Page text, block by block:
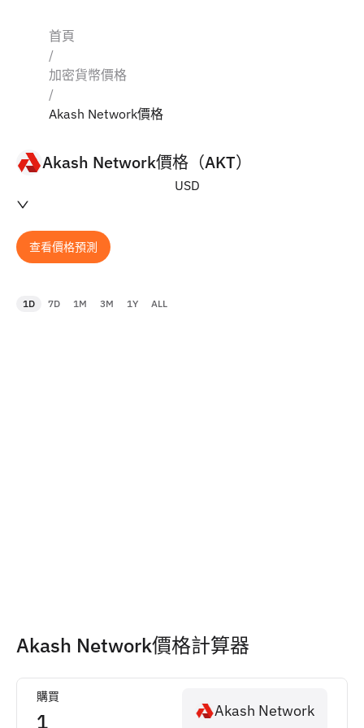
首頁
/
加密貨幣價格
/
Akash Network價格
Akash Network價格（AKT）
USD
查看價格預測
1D 7D 1M 3M 1Y ALL
Akash Network價格計算器
購買
Akash Network